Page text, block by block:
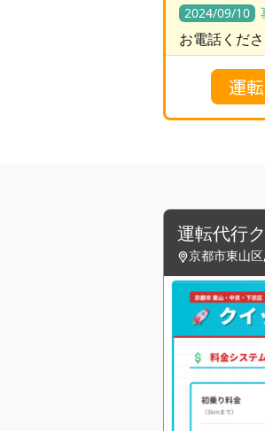
2024/09/10
お電話くだ
運
運転代行
京都市東山